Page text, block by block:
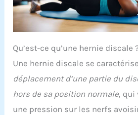
Qu’est-ce qu’une hernie discale
Une hernie discale se
déplacement d’une partie du
hors de sa position normale, qui
une pression sur les nerfs